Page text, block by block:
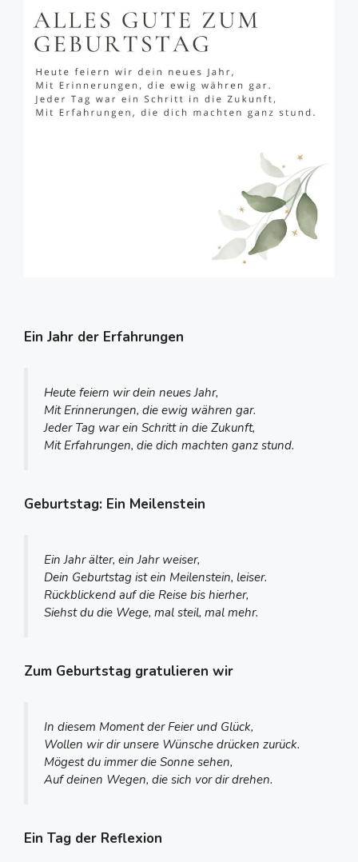
Ein Jahr der Erfahrungen
Heute feiern wir dein neues Jahr,
Mit Erinnerungen, die ewig währen gar.
Jeder Tag war ein Schritt in die Zukunft,
Mit Erfahrungen, die dich machten ganz stund.
Geburtstag: Ein Meilenstein
Ein Jahr älter, ein Jahr weiser,
Dein Geburtstag ist ein Meilenstein, leiser.
Rückblickend auf die Reise bis hierher,
Siehst du die Wege, mal steil, mal mehr.
Zum Geburtstag gratulieren wir
In diesem Moment der Feier und Glück,
Wollen wir dir unsere Wünsche drücken zurück.
Mögest du immer die Sonne sehen,
Auf deinen Wegen, die sich vor dir drehen.
Ein Tag der Reflexion